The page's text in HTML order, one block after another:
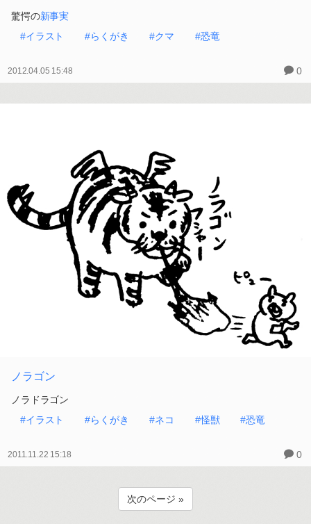
驚愕の新事実
#イラスト
#らくがき #クマ #恐竜
2012.04.05 15:48 0
ノラゴン
ノラドラゴン
#イラスト
#らくがき #ネコ #怪獣 #恐竜
2011.11.22 15:18 0
次のページ »